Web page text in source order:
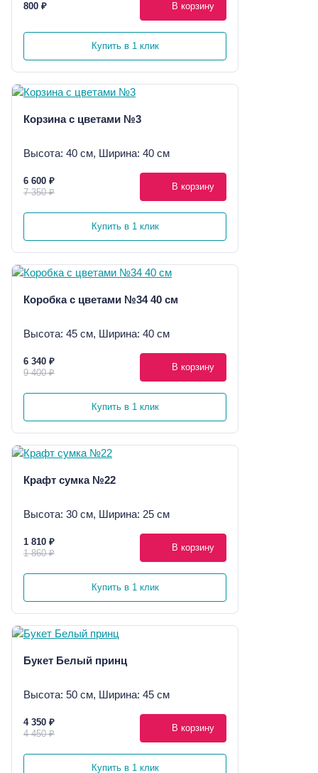
800 ₽ В корзину
Купить в 1 клик
Корзина с цветами №3
Высота: 40 см, Ширина: 40 см
6 600 ₽
7 350 ₽
В корзину
Купить в 1 клик
Коробка с цветами №34 40 см
Высота: 45 см, Ширина: 40 см
6 340 ₽
9 400 ₽
В корзину
Купить в 1 клик
Крафт сумка №22
Высота: 30 см, Ширина: 25 см
1 810 ₽
1 860 ₽
В корзину
Купить в 1 клик
Букет Белый принц
Высота: 50 см, Ширина: 45 см
4 350 ₽
4 450 ₽
В корзину
Купить в 1 клик